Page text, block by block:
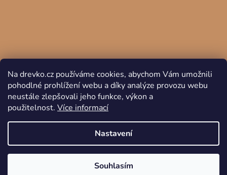
Na drevko.cz používáme cookies, abychom Vám umožnili
pohodlné prohlížení webu a díky analýze provozu webu
neustále zlepšovali jeho funkce, výkon a
použitelnost. Více informací
Nastavení
Souhlasím
Vytvořil Shoptet